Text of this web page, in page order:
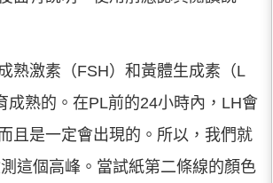
熟激素（FSH）和黃體生成素（L
成熟的。在PL前的24小時內，LH會
且是一定會出現的。所以，我們就
這個高峰。當試紙第二條線的顏色